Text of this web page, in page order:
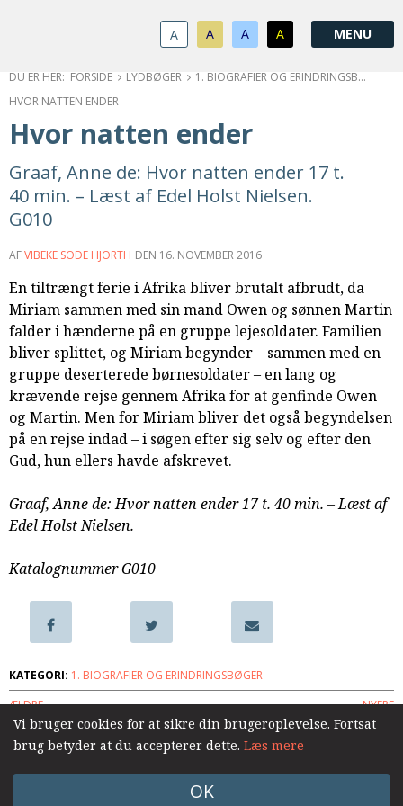
og
gå
indhold
forsiden
guide
for
1.2:
Bestyrelse
1.3:
Økonomi
1.5:Privatlivspolitik
Vedtægter
2.0:
Nyheder
3.0:
Kalender
4.0:
Kristeligt
Lydbibliotek
til
udlån
6.0:
Bibelen
7.0:
Arrangementer
7.1:
Sommerstævne
7.2:
Nordisk
samarbejde
8.0:
Støt
KABB!
Næste
indlæg:
Lige
så
forskellig
Forrige
indlæg:
C.
S.
Lewis.
personligt
A A A A
FORSIDE LYDBØGER
1. BIOGRAFIER OG ERINDRINGSBØGER
HVOR NATTEN ENDER
Hvor natten ender
Graaf, Anne de: Hvor natten ender 17 t.
40 min. – Læst af Edel Holst Nielsen.
G010
AFVIBEKE SODE HJORTH DEN 16. NOVEMBER 2016
En tiltrængt ferie i Afrika bliver brutalt afbrudt, da
Miriam sammen med sin mand Owen og sønnen Martin
falder i hænderne på en gruppe lejesoldater. Familien
bliver splittet, og Miriam begynder – sammen med en
gruppe deserterede børnesoldater – en lang og
krævende rejse gennem Afrika for at genfinde Owen
og Martin. Men for Miriam bliver det også begyndelsen
på en rejse indad – i søgen efter sig selv og efter den
Gud, hun ellers havde afskrevet.
Graaf, Anne de: Hvor natten ender 17 t. 40 min. – Læst af
Edel Holst Nielsen.
Katalognummer G010
KATEGORI: 1. BIOGRAFIER OG ERINDRINGSBØGER
ÆLDRE
NYERE
Vi bruger cookies for at sikre din brugeroplevelse. Fortsat
brug betyder at du accepterer dette. Læs mere
OK